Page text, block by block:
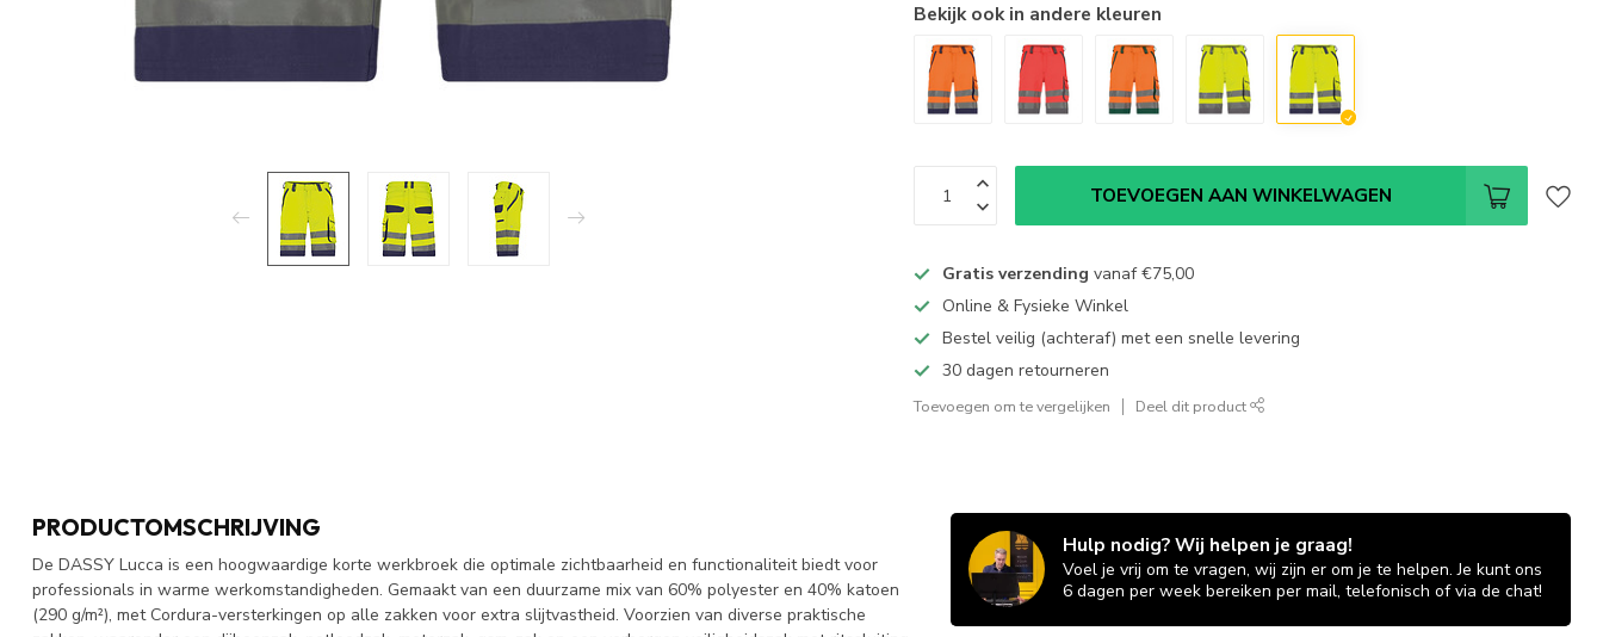
Bekijk ook in andere kleuren
TOEVOEGEN AAN WINKELWAGEN
Gratis verzending vanaf€75,00
Online & Fysieke Winkel
Bestel veilig (achteraf) met een snelle levering
30 dagen retourneren
Toevoegen om te vergelijken Deel dit product
PRODUCTOMSCHRIJVING
De DASSY Lucca is een hoogwaardige korte werkbroek die optimale zichtbaarheid en functionaliteit biedt voor
professionals in warme werkomstandigheden. Gemaakt van een duurzame mix van 60% polyester en 40% katoen
(290 g/m²), met Cordura-versterkingen op alle zakken voor extra slijtvastheid. Voorzien van diverse praktische
Hulp nodig? Wij helpen je graag!
Voel je vrij om te vragen, wij zijn er om je te helpen. Je kunt ons
6 dagen per week bereiken per mail, telefonisch of via de chat!